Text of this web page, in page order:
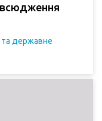
та державне